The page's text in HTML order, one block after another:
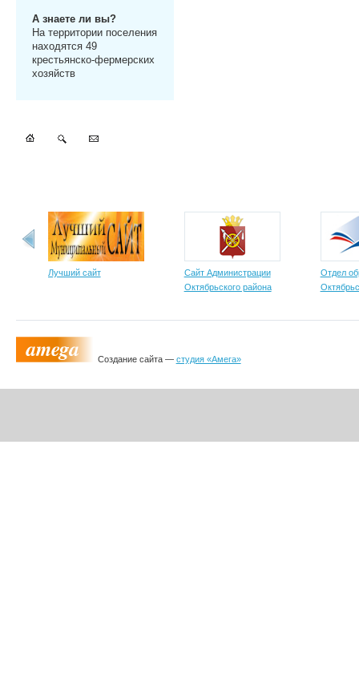
А знаете ли вы?
На территории поселения
находятся 49
крестьянско-фермерских
хозяйств
Лучший сайт
Сайт Администрации
Октябрьского района
Отдел
Создание сайта — студия «Амега»